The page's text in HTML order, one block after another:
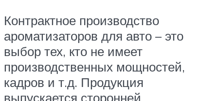
Контрактное производство
ароматизаторов для авто – это
выбор тех, кто не имеет
производственных мощностей,
кадров и т.д. Продукция
выпускается сторонней